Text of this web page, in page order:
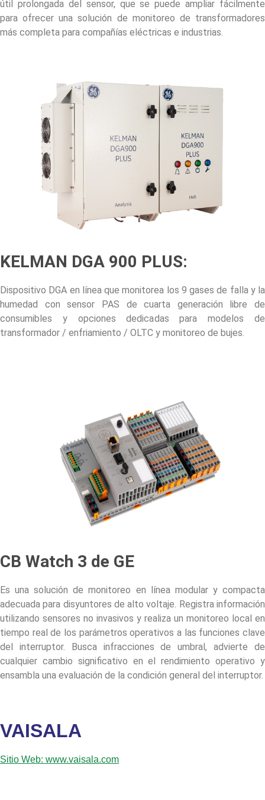
útil prolongada del sensor, que se puede ampliar fácilmente
para ofrecer una solución de monitoreo de transformadores
más completa para compañías eléctricas e industrias.
KELMAN DGA 900 PLUS:
Dispositivo DGA en línea que monitorea los 9 gases de falla y la
humedad con sensor PAS de cuarta generación libre de
consumibles y opciones dedicadas para modelos de
transformador / enfriamiento / OLTC y monitoreo de bujes.
CB Watch 3 de GE
Es una solución de monitoreo en línea modular y compacta
adecuada para disyuntores de alto voltaje. Registra información
utilizando sensores no invasivos y realiza un monitoreo local en
tiempo real de los parámetros operativos a las funciones clave
del interruptor. Busca infracciones de umbral, advierte de
cualquier cambio significativo en el rendimiento operativo y
ensambla una evaluación de la condición general del interruptor.
VAISALA
Sitio Web: www.vaisala.com